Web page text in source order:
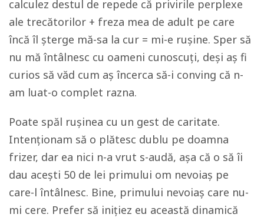
calculez destul de repede că privirile perplexe
ale trecătorilor + freza mea de adult pe care
încă îl șterge mă-sa la cur = mi-e rușine. Sper să
nu mă întâlnesc cu oameni cunoscuți, deși aș fi
curios să văd cum aș încerca să-i conving că n-
am luat-o complet razna.
Poate spăl rușinea cu un gest de caritate.
Intenționam să o plătesc dublu pe doamna
frizer, dar ea nici n-a vrut s-audă, așa că o să îi
dau acești 50 de lei primului om nevoiaș pe
care-l întâlnesc. Bine, primului nevoiaș care nu-
mi cere. Prefer să inițiez eu această dinamică